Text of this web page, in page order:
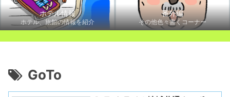
ホテル情報
ホテル、旅館の情報を紹介
番外編
その他色々書くコーナー
GoTo